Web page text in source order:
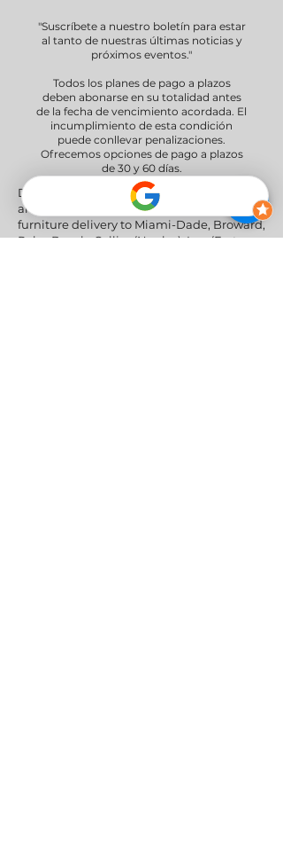
"Suscríbete a nuestro boletín para estar
al tanto de nuestras últimas noticias y
próximos eventos."
Todos los planes de pago a plazos
deben abonarse en su totalidad antes
de la fecha de vencimiento acordada. El
incumplimiento de esta condición
puede conllevar penalizaciones.
Ofrecemos opciones de pago a plazos
de 30 y 60 días.
Delivery Areas" We proudly serve South
and Central Florida, providing professional
furniture delivery to Miami-Dade, Broward,
Palm Beach, Collier (Naples), Lee (Fort